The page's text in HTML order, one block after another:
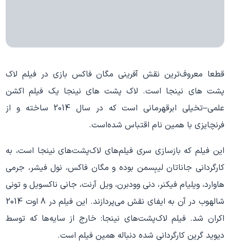
قطعا معروف‌ترین نقش آفرینی مگان فاکس بازی در فیلم لاک
پشت های نینجا است. لاک پشت های نینجا یک فیلم اکشن
علمی–تخیلی ابرقهرمانی است که در سال 2014 ساخته و از
فرنچایزی با همین نام اقتباس شده‌است.
این فیلم که بازسازی سری فیلم‌های لاک‌پشت‌های نینجا است، به
کارگردانی جاناتان لیبِسمن بوده و مگان فاکس، نول فیشر، جرمی
هاوارد، ویلیام فیکنر، دنی وودبرن، ویل آرنت، جانی ناکسویل و تونی
شالهوب در آن به ایفای نقش می‌پردازند. این فیلم در 8 اوت 2014
اکران شد. فیلم لاک‌پشت‌های نینجا: خارج از سایه‌ها که توسط
دیوید گرین کارگردانی شده دنباله همین فیلم است.